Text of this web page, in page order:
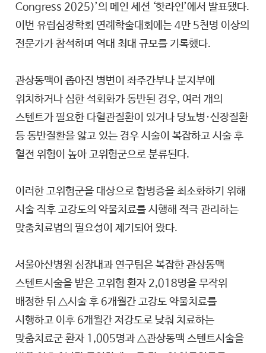
Congress 2025)’의 메인 세션 ‘핫라인’에서 발표됐다.
이번 유럽심장학회 연례학술대회에는 4만 5천명 이상의
전문가가 참석하며 역대 최대 규모를 기록했다.
관상동맥이 좁아진 병변이 좌주간부나 분지부에
위치하거나 심한 석회화가 동반된 경우, 여러 개의
스텐트가 필요한 다혈관질환이 있거나 당뇨병·신장질환
등 동반질환을 앓고 있는 경우 시술이 복잡하고 시술 후
혈전 위험이 높아 고위험군으로 분류된다.
이러한 고위험군을 대상으로 합병증을 최소화하기 위해
시술 직후 고강도의 약물치료를 시행해 적극 관리하는
맞춤치료법의 필요성이 제기되어 왔다.
서울아산병원 심장내과 연구팀은 복잡한 관상동맥
스텐트시술을 받은 고위험 환자 2,018명을 무작위
배정한 뒤 △시술 후 6개월간 고강도 약물치료를
시행하고 이후 6개월간 저강도로 낮춰 치료하는
맞춤치료군 환자 1,005명과 △관상동맥 스텐트시술을